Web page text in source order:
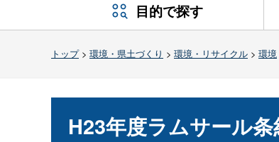
目的で探す
トップ> 環境・県土づくり > 環境・リサイクル > 環境
H23年度ラムサール